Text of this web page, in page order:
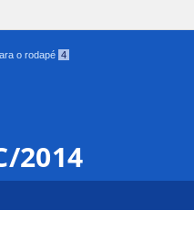
o rodapé 4
2014